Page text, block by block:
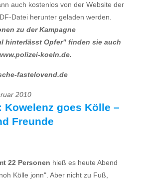
auch kostenlos von der Website der
Datei herunter geladen werden.
zu der Kampagne
hinterlässt Opfer" finden sie auch
koeln.de.
fastelovend.de
2010
Kowelenz goes Kölle –
Freunde
22 Personen hieß es heute Abend
Kölle jonn". Aber nicht zu Fuß,